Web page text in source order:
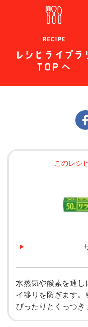
このレシ
水蒸気や酸素を通
イ移りを防ぎます。
ぴったりとくっつき